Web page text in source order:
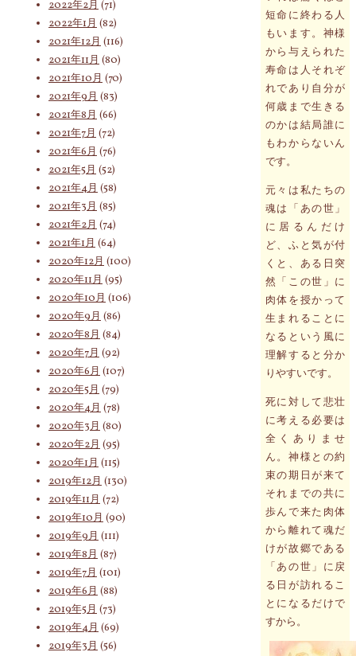
短命に終わる人
もいます。神様
から与えられた
寿命は人それぞ
れであり自分が
何歳まで生きる
のかは結局誰に
もわからないん
です。
元々は私たちの
魂は「あの世」
に居るんだけ
ど、ふと気が付
くと、ある日突
然「この世」に
肉体を授かって
生まれることに
なるという風に
理解すると分か
りやすいです。
死に対して悲壮
に考える必要は
全くありませ
ん。神様との約
束の期日が来て
それまでの共に
歩んで来た肉体
から離れて魂だ
けが故郷である
「あの世」に戻
る日が訪れるこ
とになるだけで
すから。
2022年2月 (71)
2022年1月 (82)
2021年12月 (116)
2021年11月 (80)
2021年10月 (70)
2021年9月 (83)
2021年8月 (66)
2021年7月 (72)
2021年6月 (76)
2021年5月 (52)
2021年4月 (58)
2021年3月 (85)
2021年2月 (74)
2021年1月 (64)
2020年12月 (100)
2020年11月 (95)
2020年10月 (106)
2020年9月 (86)
2020年8月 (84)
2020年7月 (92)
2020年6月 (107)
2020年5月 (79)
2020年4月 (78)
2020年3月 (80)
2020年2月 (95)
2020年1月 (115)
2019年12月 (130)
2019年11月 (72)
2019年10月 (90)
2019年9月 (111)
2019年8月 (87)
2019年7月 (101)
2019年6月 (88)
2019年5月 (73)
2019年4月 (69)
2019年3月 (56)